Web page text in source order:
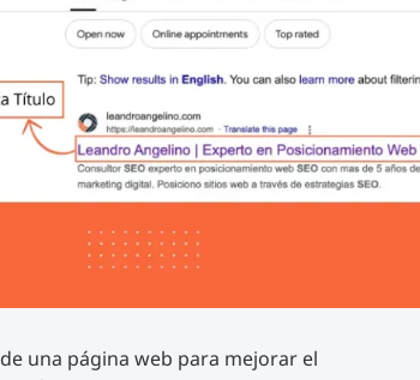
una página web para mejorar el